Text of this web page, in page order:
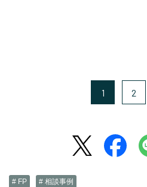
1 2
# FP # 相談事例